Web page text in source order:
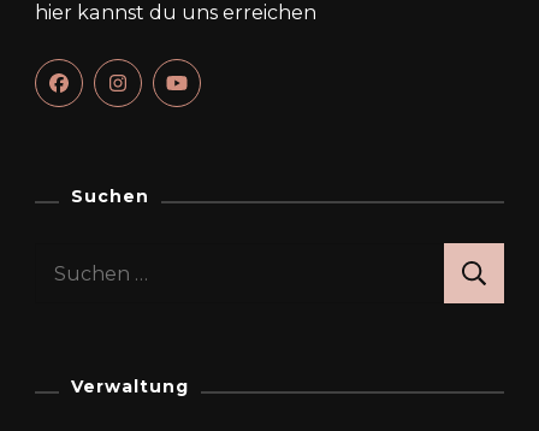
hier kannst du uns erreichen
Suchen
Suchen
Verwaltung